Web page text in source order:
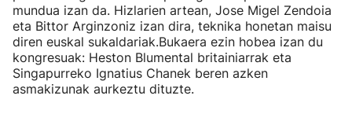
mundua izan da. Hizlarien artean, Jose Migel Zendoia
eta Bittor Arginzoniz izan dira, teknika honetan maisu
diren euskal sukaldariak.Bukaera ezin hobea izan du
kongresuak: Heston Blumental britainiarrak eta
Singapurreko Ignatius Chanek beren azken
asmakizunak aurkeztu dituzte.